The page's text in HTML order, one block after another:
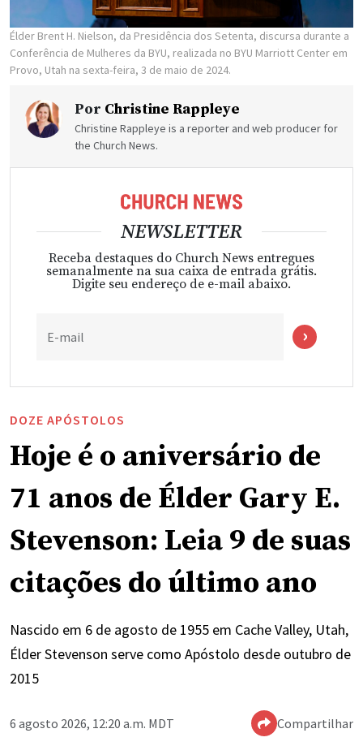
Élder Brent H. Nielson, da Presidência dos Setenta, discursa durante a
Conferência de Mulheres da BYU, realizada no BYU Marriott Center em
Provo, Utah na sexta-feira, 3 de maio de 2024.
Por Christine Rappleye
Christine Rappleye is a reporter and web producer for
the Church News.
NEWSLETTER
Receba destaques do Church News entregues
semanalmente na sua caixa de entrada grátis.
Digite seu endereço de e-mail abaixo.
E-mail
DOZE APÓSTOLOS
Hoje é o aniversário de
71 anos de Élder Gary E.
Stevenson: Leia 9 de suas
citações do último ano
Nascido em 6 de agosto de 1955 em Cache Valley, Utah,
Élder Stevenson serve como Apóstolo desde outubro de
2015
6 agosto 2026, 12:20 a.m. MDT Compartilhar